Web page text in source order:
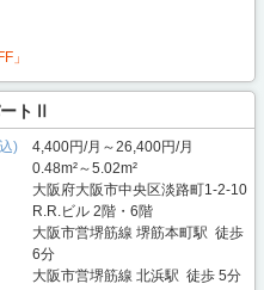
」
トⅡ
)
4,400円/月～26,400円/月
0.48m²～5.02m²
大阪府大阪市中央区淡路町1-2-10
R.R.ビル 2階・6階
大阪市営堺筋線 堺筋本町駅 徒歩
6分
大阪市営堺筋線 北浜駅 徒歩 5分